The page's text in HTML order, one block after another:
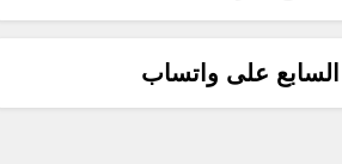
السابع على واتساب